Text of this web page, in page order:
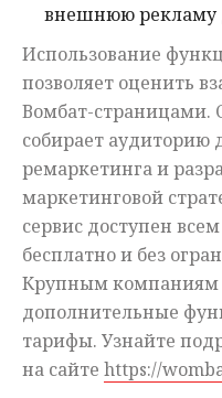
внешнюю рекламу
Использование
позволяет оценить
Вомбат-страницами.
собирает аудиторию
ремаркетинга и
маркетинговой
сервис доступен
бесплатно и без
Крупным компаниям
дополнительные
тарифы. Узнайте
на сайте https://